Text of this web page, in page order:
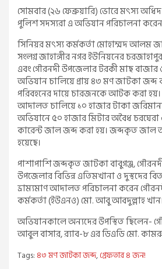
সোমবার (২৬ ফেব্রুয়ারি) ভোরে মৎস্য
পুলিশ সদস্যরা এ অভিযান পরিচালনা
সিনিয়র মৎস্য কর্মকর্তা মোহাম্মদ আলম
সংলগ্ন জাহাঙ্গীর নগর ইউনিয়নের
এবং গৌরনদী উপজেলার টরকী মাছ
অভিযান চালিয়ে প্রায় ৪৩ মণ জাটকা
পরিবহনের দায়ে চারজনকে আটক করা
আদালত চালিয়ে ১০ হাজার টাকা
অভিযানে ৫০ হাজার মিটার অবৈধ
কারেন্ট জাল জব্দ করা হয়। জব্দকৃত জাল
হয়েছে।
পাশাপাশি জব্দকৃত জাটকা বাবুগঞ্জ,
উপজেলার বিভিন্ন এতিমখানা ও দুস্থদের
ভ্রাম্যমাণ আদালত পরিচালনা করেন
কর্মকর্তা (ইউএনও) মো. আবু আবদুল্লাহ
অভিযানকালে অন্যদের উপস্থিত ছিলেন-
আবুল বাসার, র‍্যাব-৮ এর ডিএডি মো.
Tags: ৪৩ মণ জাটকা জব্দ,গ্রেফতার ৪ জন!